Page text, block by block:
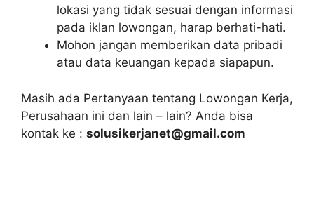
lokasi yang tidak sesuai dengan informasi
pada iklan lowongan, harap berhati-hati.
Mohon jangan memberikan data pribadi
atau data keuangan kepada siapapun.
Masih ada Pertanyaan tentang Lowongan Kerja,
Perusahaan ini dan lain – lain? Anda bisa
kontak ke : solusikerjanet@gmail.com